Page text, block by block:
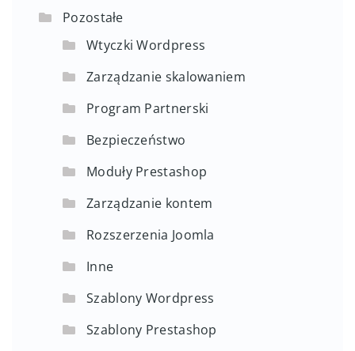
Pozostałe
Wtyczki Wordpress
Zarządzanie skalowaniem
Program Partnerski
Bezpieczeństwo
Moduły Prestashop
Zarządzanie kontem
Rozszerzenia Joomla
Inne
Szablony Wordpress
Szablony Prestashop